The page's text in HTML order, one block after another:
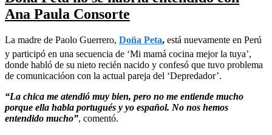
Ana Paula Consorte
La madre de Paolo Guerrero, Doña Peta, está nuevamente en Perú
y participó en una secuencia de ‘Mi mamá cocina mejor la tuya’,
donde habló de su nieto recién nacido y confesó que tuvo problema
de comunicacióon con la actual pareja del ‘Depredador’.
“La chica me atendió muy bien, pero no me entiende mucho
porque ella habla portugués y yo español. No nos hemos
entendido mucho”, comentó.